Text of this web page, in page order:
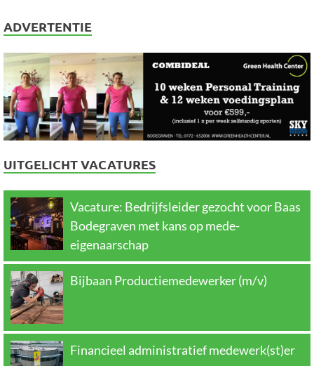
ADVERTENTIE
UITGELICHT VACATURES
Vacature: Bedrijfsleider gezocht voor Baas
Bodegraven met kans op mede-
eigenaarschap
Bijbaan Productiemedewerker (m/v)
Financieel administratief medewerk(st)er